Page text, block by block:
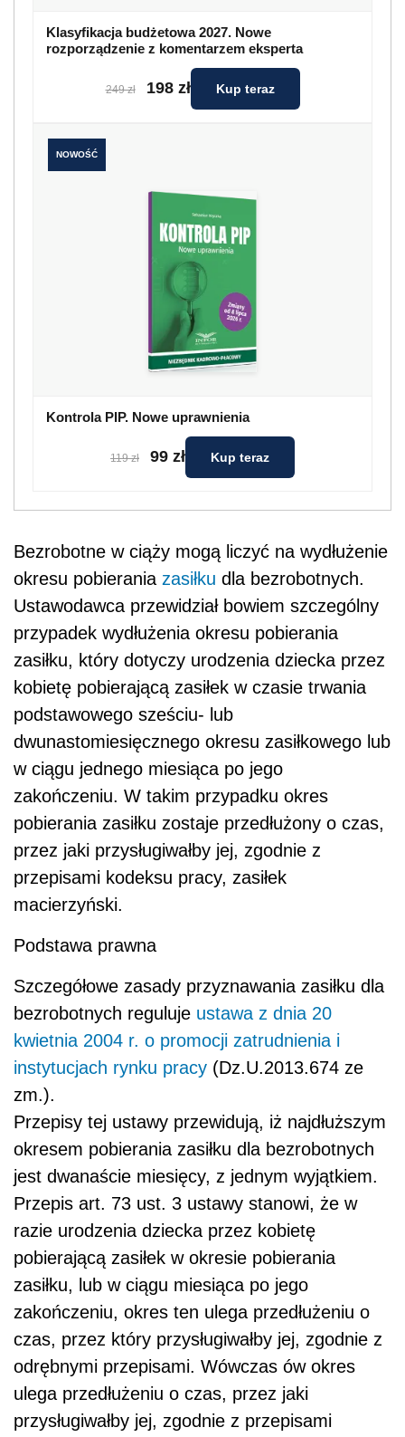
Klasyfikacja budżetowa 2027. Nowe
rozporządzenie z komentarzem eksperta
249 zł 198 zł Kup teraz
NOWOŚĆ
Kontrola PIP. Nowe uprawnienia
119 zł 99 zł Kup teraz
Bezrobotne w ciąży mogą liczyć na wydłużenie
okresu pobierania zasiłku dla bezrobotnych.
Ustawodawca przewidział bowiem szczególny
przypadek wydłużenia okresu pobierania
zasiłku, który dotyczy urodzenia dziecka przez
kobietę pobierającą zasiłek w czasie trwania
podstawowego sześciu- lub
dwunastomiesięcznego okresu zasiłkowego lub
w ciągu jednego miesiąca po jego
zakończeniu. W takim przypadku okres
pobierania zasiłku zostaje przedłużony o czas,
przez jaki przysługiwałby jej, zgodnie z
przepisami kodeksu pracy, zasiłek
macierzyński.
Podstawa prawna
Szczegółowe zasady przyznawania zasiłku dla
bezrobotnych reguluje ustawa z dnia 20
kwietnia 2004 r. o promocji zatrudnienia i
instytucjach rynku pracy (Dz.U.2013.674 ze
zm.).
Przepisy tej ustawy przewidują, iż najdłuższym
okresem pobierania zasiłku dla bezrobotnych
jest dwanaście miesięcy, z jednym wyjątkiem.
Przepis art. 73 ust. 3 ustawy stanowi, że w
razie urodzenia dziecka przez kobietę
pobierającą zasiłek w okresie pobierania
zasiłku, lub w ciągu miesiąca po jego
zakończeniu, okres ten ulega przedłużeniu o
czas, przez który przysługiwałby jej, zgodnie z
odrębnymi przepisami. Wówczas ów okres
ulega przedłużeniu o czas, przez jaki
przysługiwałby jej, zgodnie z przepisami